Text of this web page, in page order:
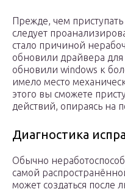
Прежде, чем
следует
стало причиной
обновили драйвера
обновили windows к
имело место
этого вы сможете
действий, опираясь
Диагностика
Обычно
самой
может создаться